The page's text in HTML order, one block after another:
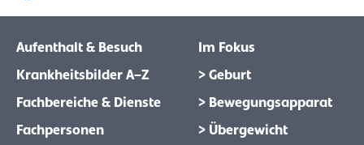
Aufenthalt & Besuch
Krankheitsbilder A–Z
Fachbereiche & Dienste
Fachpersonen
Im Fokus
> Geburt
> Bewegungsapparat
> Übergewicht